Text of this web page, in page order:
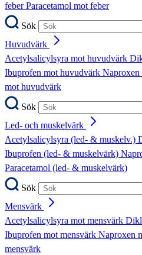
feberParacetamol mot feber
Sök
Huvudvärk
Acetylsalicylsyra mot huvudvärk
Ibuprofen mot huvudvärk
mot huvudvärk
Sök
Led- och muskelvärk
Acetylsalicylsyra (led- & muskelv.)
Ibuprofen (led- & muskelvärk)
Paracetamol (led- & muskelvärk)
Sök
Mensvärk
Acetylsalicylsyra mot mensvärk
Ibuprofen mot mensvärk Naproxen
mensvärk